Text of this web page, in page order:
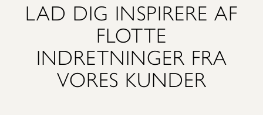
LAD DIG INSPIRERE AF
FLOTTE
INDRETNINGER FRA
VORES KUNDER